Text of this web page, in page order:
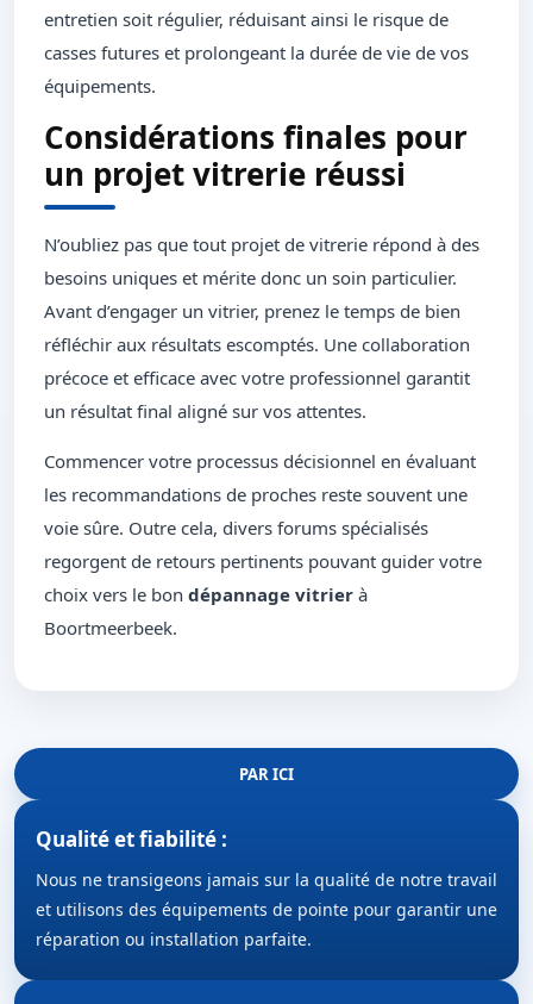
entretien soit régulier, réduisant ainsi le risque de
casses futures et prolongeant la durée de vie de vos
équipements.
Considérations finales pour
un projet vitrerie réussi
N’oubliez pas que tout projet de vitrerie répond à des
besoins uniques et mérite donc un soin particulier.
Avant d’engager un vitrier, prenez le temps de bien
réfléchir aux résultats escomptés. Une collaboration
précoce et efficace avec votre professionnel garantit
un résultat final aligné sur vos attentes.
Commencer votre processus décisionnel en évaluant
les recommandations de proches reste souvent une
voie sûre. Outre cela, divers forums spécialisés
regorgent de retours pertinents pouvant guider votre
choix vers le bon dépannage vitrier à
Boortmeerbeek.
PAR ICI
Qualité et fiabilité :
Nous ne transigeons jamais sur la qualité de notre travail
et utilisons des équipements de pointe pour garantir une
réparation ou installation parfaite.